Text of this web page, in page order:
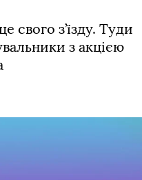
свого з’їзду. Туди
з акцією